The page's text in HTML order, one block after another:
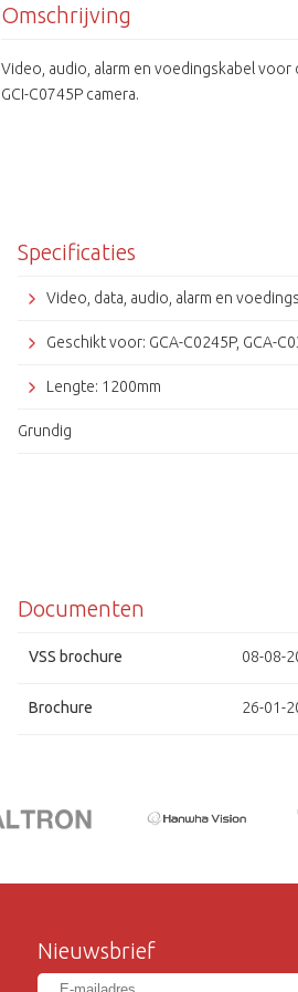
Omschrijving
Video, audio, alarm en voedingskabel voor
GCI-C0745P camera.
Specificaties
Video, data, audio, alarm en
Geschikt voor: GCA-C0245P, GCA-
Lengte: 1200mm
Grundig
Documenten
VSS brochure 08-08-
Brochure 26-01-
Nieuwsbrief